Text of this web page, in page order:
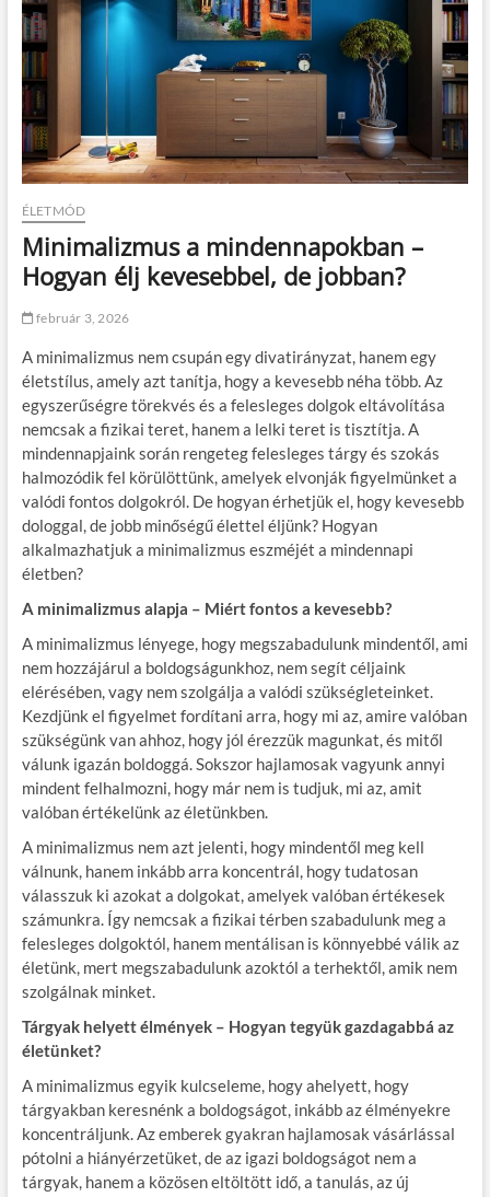
ÉLETMÓD
Minimalizmus a mindennapokban –
Hogyan élj kevesebbel, de jobban?
február 3, 2026
A minimalizmus nem csupán egy divatirányzat, hanem egy
életstílus, amely azt tanítja, hogy a kevesebb néha több. Az
egyszerűségre törekvés és a felesleges dolgok eltávolítása
nemcsak a fizikai teret, hanem a lelki teret is tisztítja. A
mindennapjaink során rengeteg felesleges tárgy és szokás
halmozódik fel körülöttünk, amelyek elvonják figyelmünket a
valódi fontos dolgokról. De hogyan érhetjük el, hogy kevesebb
dologgal, de jobb minőségű élettel éljünk? Hogyan
alkalmazhatjuk a minimalizmus eszméjét a mindennapi
életben?
A minimalizmus alapja – Miért fontos a kevesebb?
A minimalizmus lényege, hogy megszabadulunk mindentől, ami
nem hozzájárul a boldogságunkhoz, nem segít céljaink
elérésében, vagy nem szolgálja a valódi szükségleteinket.
Kezdjünk el figyelmet fordítani arra, hogy mi az, amire valóban
szükségünk van ahhoz, hogy jól érezzük magunkat, és mitől
válunk igazán boldoggá. Sokszor hajlamosak vagyunk annyi
mindent felhalmozni, hogy már nem is tudjuk, mi az, amit
valóban értékelünk az életünkben.
A minimalizmus nem azt jelenti, hogy mindentől meg kell
válnunk, hanem inkább arra koncentrál, hogy tudatosan
válasszuk ki azokat a dolgokat, amelyek valóban értékesek
számunkra. Így nemcsak a fizikai térben szabadulunk meg a
felesleges dolgoktól, hanem mentálisan is könnyebbé válik az
életünk, mert megszabadulunk azoktól a terhektől, amik nem
szolgálnak minket.
Tárgyak helyett élmények – Hogyan tegyük gazdagabbá az
életünket?
A minimalizmus egyik kulcseleme, hogy ahelyett, hogy
tárgyakban keresnénk a boldogságot, inkább az élményekre
koncentráljunk. Az emberek gyakran hajlamosak vásárlással
pótolni a hiányérzetüket, de az igazi boldogságot nem a
tárgyak, hanem a közösen eltöltött idő, a tanulás, az új